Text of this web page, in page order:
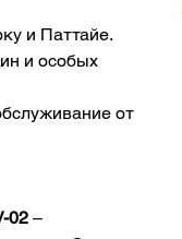
и Паттайе.
и особых
от
02 –